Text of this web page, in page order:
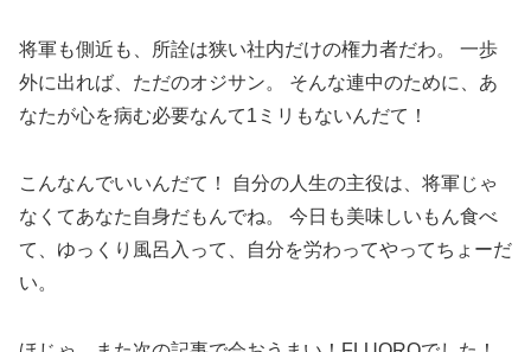
将軍も側近も、所詮は狭い社内だけの権力者だわ。 一歩
外に出れば、ただのオジサン。 そんな連中のために、あ
なたが心を病む必要なんて1ミリもないんだて！
こんなんでいいんだて！ 自分の人生の主役は、将軍じゃ
なくてあなた自身だもんでね。 今日も美味しいもん食べ
て、ゆっくり風呂入って、自分を労わってやってちょーだ
い。